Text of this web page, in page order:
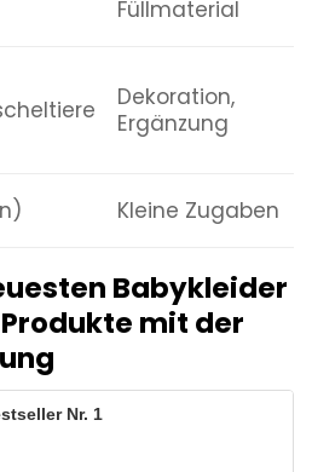
Füllmaterial
Dekoration,
Ergänzung
Kleine Zugaben
Babykleider
mit der
1